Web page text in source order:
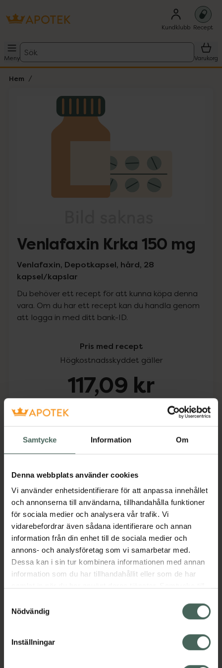
Samtycke Information Om
Denna webbplats använder cookies
Vi använder enhetsidentifierare för att anpassa innehållet
och annonserna till användarna, tillhandahålla funktioner
för sociala medier och analysera vår trafik. Vi
vidarebefordrar även sådana identifierare och annan
information från din enhet till de sociala medier och
annons- och analysföretag som vi samarbetar med.
Dessa kan i sin tur kombinera informationen med annan
information som du har tillhandahållit eller som de har
återkalla ditt samtycke via webbplatsens
cookieinställningar. Ett återkallat samtycke påverkar inte
lagligheten av behandling som skett innan återkallelsen.
Nödvändig
Inställningar
Kundklubb Recept
Meny
Sök
Varukorg
Hem
Lista: . Innehåller 1 objekt.
Venlafaxin Krka 150 mg
Venlafaxin, Depotkapsel, hård, 28
kapsel/kapslar
Du behöver ett recept för att kunna köpa denna
vara. Om du har ett recept kan du handla genom
att logga in med ditt bank-ID.
Pris med recept
Högkostnadsskyddet gäller
117,09 kr
Köp via ditt recept
Beskrivning Dölj
Läs alltid bipacksedeln innan
användning.
EAN:03838989782436
Visa